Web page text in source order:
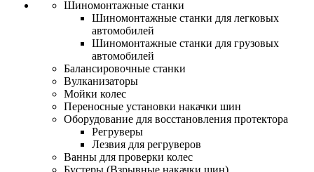
Шиномонтажные станки
Шиномонтажные станки для легковых
автомобилей
Шиномонтажные станки для грузовых
автомобилей
Балансировочные станки
Вулканизаторы
Мойки колес
Переносные установки накачки шин
Оборудование для восстановления протектора
Регруверы
Лезвия для регруверов
Ванны для проверки колес